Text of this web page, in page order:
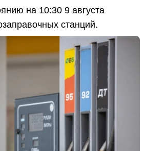
на 10:30 9 августа
станций.